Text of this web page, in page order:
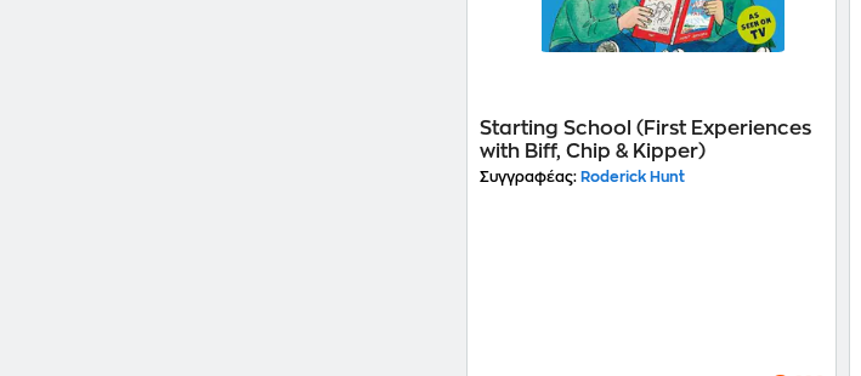
Starting School (First Experiences
with Biff, Chip & Kipper)
Συγγραφέας: Roderick Hunt